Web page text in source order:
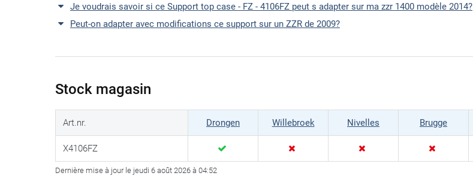
Je voudrais savoir si ce Support top case - FZ - 4106FZ peut s adapter sur ma zzr 1400 modèle 2014?
Peut-on adapter avec modifications ce support sur un ZZR de 2009?
Stock magasin
Art.nr. Drongen Willebroek Nivelles Brugge
X4106FZ
Dernière mise à jour le jeudi 6 août 2026 à 04:52